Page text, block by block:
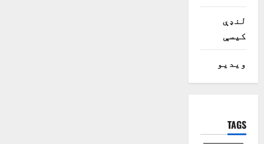
لنډې
کیسې
ویدیو
TAGS